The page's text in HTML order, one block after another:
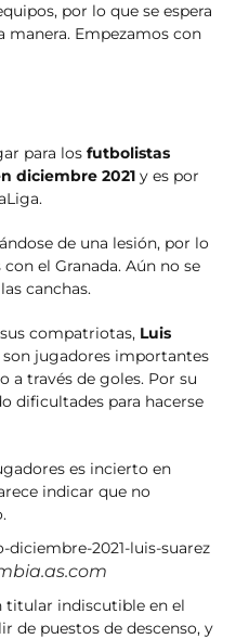
por lo que se espera
manera. Empezamos con
para los futbolistas
diciembre 2021 y es por
de una lesión, por lo
el Granada. Aún no se
canchas.
compatriotas, Luis
son jugadores importantes
a través de goles. Por su
dificultades para hacerse
es incierto en
indicar que no
titular indiscutible en el
de puestos de descenso, y